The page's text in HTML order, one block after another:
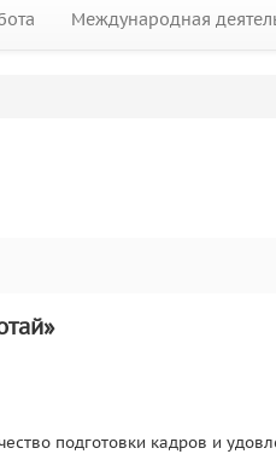
Международная
подготовки кадров и